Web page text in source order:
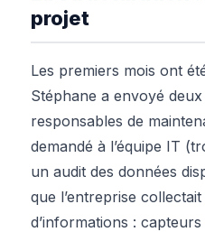
projet
Les premiers mois ont
Stéphane a envoyé
responsables de
demandé à l’équipe IT
un audit des données
que l’entreprise
d’informations :